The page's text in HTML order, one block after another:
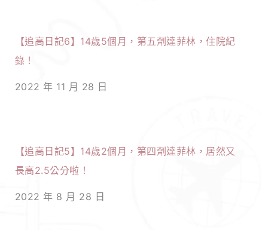
【追高日記6】14歲5個月，第五劑達菲林，住院紀
錄！
2022 年 11 月 28 日
【追高日記5】14歲2個月，第四劑達菲林，居然又
長高2.5公分啦！
2022 年 8 月 28 日